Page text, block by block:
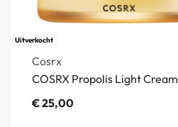
Uitverkocht
Cosrx
COSRX Propolis Light Cream
€25,00